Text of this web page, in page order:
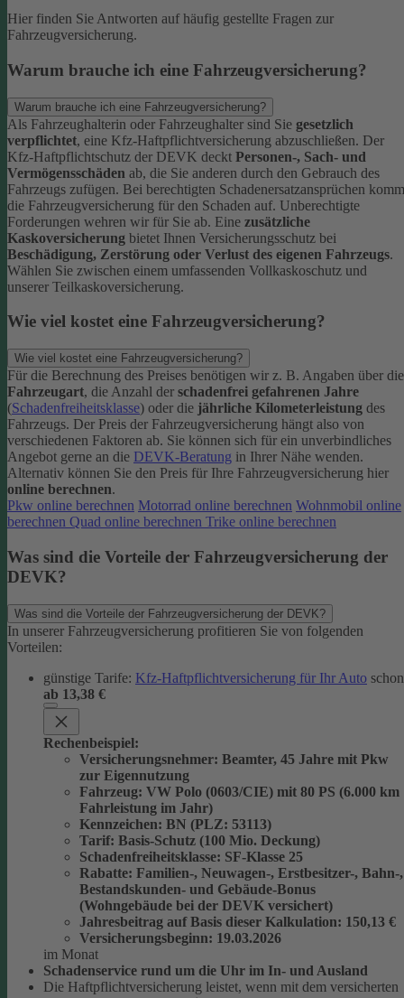
Hier finden Sie Antworten auf häufig gestellte Fragen zur
Fahrzeugversicherung.
Warum brauche ich eine Fahrzeugversicherung?
Warum brauche ich eine Fahrzeugversicherung?
Als Fahrzeughalterin oder Fahrzeughalter sind Sie gesetzlich
verpflichtet, eine Kfz-Haftpflichtversicherung abzuschließen. Der
Kfz-Haftpflichtschutz der DEVK deckt Personen-, Sach- und
Vermögensschäden ab, die Sie anderen durch den Gebrauch des
Fahrzeugs zufügen. Bei berechtigten Schadenersatzansprüchen
die Fahrzeugversicherung für den Schaden auf. Unberechtigte
Forderungen wehren wir für Sie ab. Eine zusätzliche
Kaskoversicherung bietet Ihnen Versicherungsschutz bei
Beschädigung, Zerstörung oder Verlust des eigenen Fahrzeugs.
Wählen Sie zwischen einem umfassenden Vollkaskoschutz und
unserer Teilkaskoversicherung.
Wie viel kostet eine Fahrzeugversicherung?
Wie viel kostet eine Fahrzeugversicherung?
Für die Berechnung des Preises benötigen wir z. B. Angaben über die
Fahrzeugart, die Anzahl der schadenfrei gefahrenen Jahre
(Schadenfreiheitsklasse) oder die jährliche Kilometerleistung des
Fahrzeugs. Der Preis der Fahrzeugversicherung hängt also von
verschiedenen Faktoren ab. Sie können sich für ein unverbindliches
Angebot gerne an die DEVK-Beratung in Ihrer Nähe wenden.
Alternativ können Sie den Preis für Ihre Fahrzeugversicherung hier
online berechnen.
Pkw online berechnen Motorrad online berechnen Wohnmobil online
berechnen Quad online berechnen Trike online berechnen
Was sind die Vorteile der Fahrzeugversicherung der
DEVK?
Was sind die Vorteile der Fahrzeugversicherung der DEVK?
In unserer Fahrzeugversicherung profitieren Sie von folgenden
Vorteilen:
günstige Tarife: Kfz-Haftpflichtversicherung für Ihr Auto schon
ab 13,38 €
Rechenbeispiel:
Versicherungsnehmer: Beamter, 45 Jahre mit Pkw
zur Eigennutzung
Fahrzeug: VW Polo (0603/CIE) mit 80 PS (6.000 km
Fahrleistung im Jahr)
Kennzeichen: BN (PLZ: 53113)
Tarif: Basis-Schutz (100 Mio. Deckung)
Schadenfreiheitsklasse: SF-Klasse 25
Rabatte: Familien-, Neuwagen-, Erstbesitzer-, Bahn-,
Bestandskunden- und Gebäude-Bonus
(Wohngebäude bei der DEVK versichert)
Jahresbeitrag auf Basis dieser Kalkulation: 150,13 €
Versicherungsbeginn: 19.03.2026
im Monat
Schadenservice rund um die Uhr im In- und Ausland
Die Haftpflichtversicherung leistet, wenn mit dem versicherten